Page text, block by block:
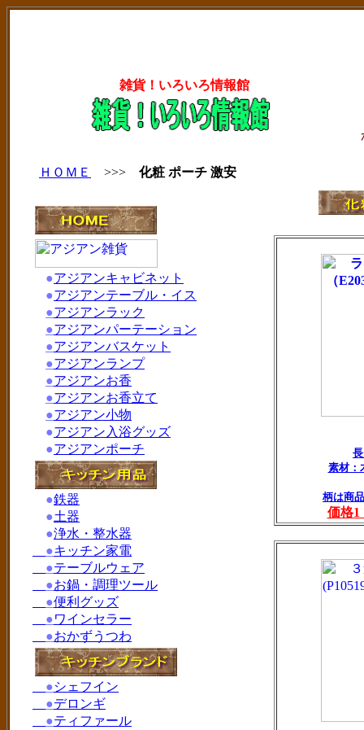
雑貨！いろいろ情報館
ＨＯＭＥ >>> 化粧 ポーチ 激安
素材
柄は商
価格1
●アジアンキャビネット
●アジアンテーブル・イス
●アジアンラック
●アジアンパーテーション
●アジアンバスケット
●アジアンランプ
●アジアンお香
●アジアンお香立て
●アジアン小物
●アジアン入浴グッズ
●アジアンポーチ
●鉄器
●土器
●浄水・整水器
●キッチン家電
●テーブルウェア
●お鍋・調理ツール
●便利グッズ
●ワインセラー
●おかずうつわ
●シェフイン
●デロンギ
●ティファール